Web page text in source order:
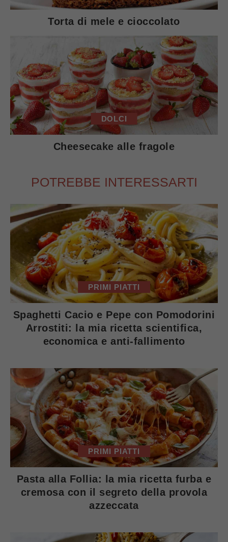
Torta di mele e cioccolato
DOLCI
Cheesecake alle fragole
POTREBBE INTERESSARTI
PRIMI PIATTI
Spaghetti Cacio e Pepe con Pomodorini
Arrostiti: la mia ricetta scientifica,
economica e anti-fallimento
PRIMI PIATTI
Pasta alla Follia: la mia ricetta furba e
cremosa con il segreto della provola
azzeccata